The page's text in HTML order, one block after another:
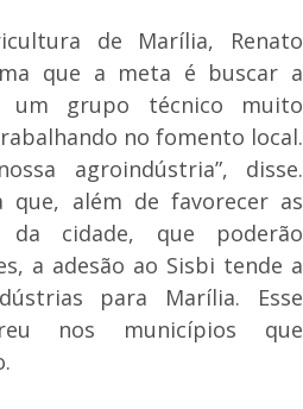
de Marília, Renato
que a meta é buscar a
um grupo técnico muito
no fomento local.
agroindústria”, disse.
que, além de favorecer as
da cidade, que poderão
a adesão ao Sisbi tende a
para Marília. Esse
nos municípios que